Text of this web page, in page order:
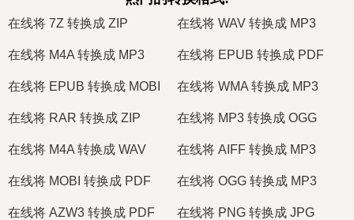
在线将 7Z 转换成 ZIP 在线将 WAV 转换成 MP3
在线将 M4A 转换成 MP3 在线将 EPUB 转换成 PDF
在线将 EPUB 转换成 MOBI 在线将 WMA 转换成 MP3
在线将 RAR 转换成 ZIP 在线将 MP3 转换成 OGG
在线将 M4A 转换成 WAV 在线将 AIFF 转换成 MP3
在线将 MOBI 转换成 PDF 在线将 OGG 转换成 MP3
在线将 AZW3 转换成 PDF 在线将 PNG 转换成 JPG